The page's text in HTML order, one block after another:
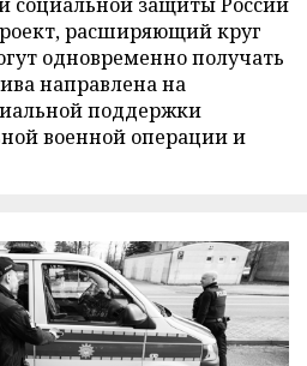
расширяющий круг
одновременно получать
направлена на
поддержки
военной операции и